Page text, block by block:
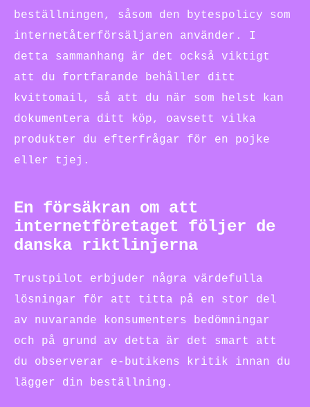
beställningen, såsom den bytespolicy som
internetåterförsäljaren använder. I
detta sammanhang är det också viktigt
att du fortfarande behåller ditt
kvittomail, så att du när som helst kan
dokumentera ditt köp, oavsett vilka
produkter du efterfrågar för en pojke
eller tjej.
En försäkran om att
internetföretaget följer de
danska riktlinjerna
Trustpilot erbjuder några värdefulla
lösningar för att titta på en stor del
av nuvarande konsumenters bedömningar
och på grund av detta är det smart att
du observerar e-butikens kritik innan du
lägger din beställning.